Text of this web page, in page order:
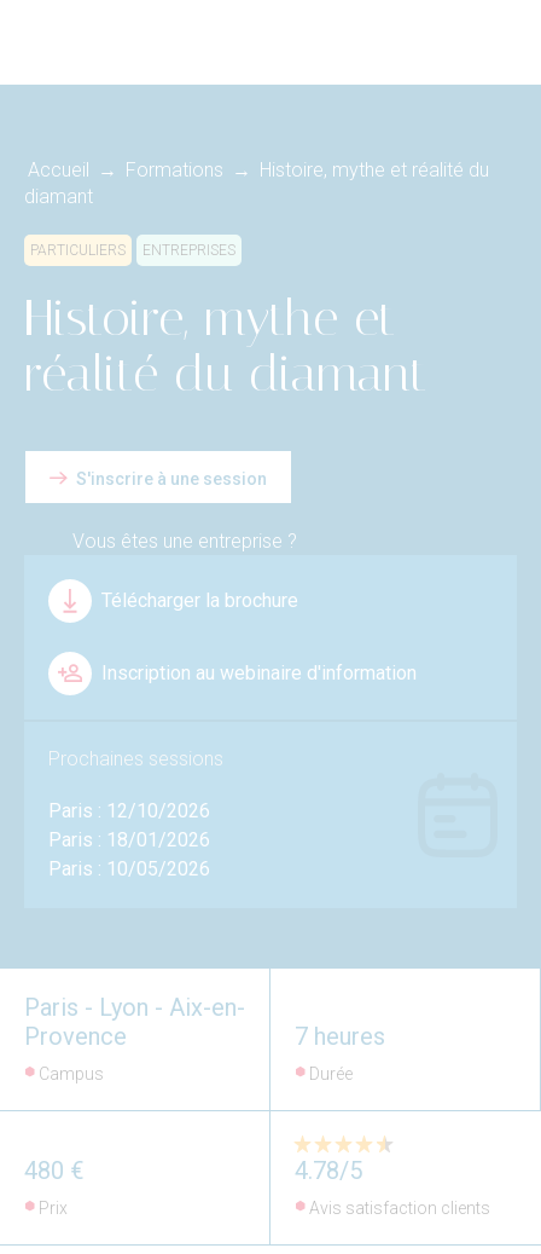
Accueil → Formations → Histoire, mythe et réalité du
diamant
PARTICULIERS ENTREPRISES
Histoire, mythe et
réalité du diamant
S'inscrire à une session
Vous êtes une entreprise ?
Télécharger la brochure
Inscription au webinaire d'information
Prochaines sessions
Paris : 12/10/2026
Paris : 18/01/2026
Paris : 10/05/2026
Paris - Lyon - Aix-en-
Provence
Campus
7 heures
Durée
480 €
Prix
4.78/5
Avis satisfaction clients